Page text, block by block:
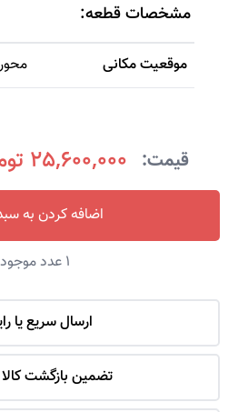
مشخصات قطعه:
موقعیت مکانی
قیمت: 25,600,000 تومان
اضافه کردن به
1 عدد موجود
ارسال سریع یا
تضمین بازگشت کالا تا 7